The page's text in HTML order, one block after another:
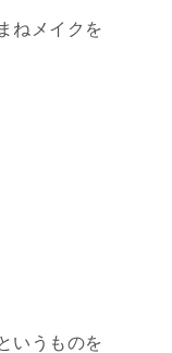
ねメイクを
いうものを